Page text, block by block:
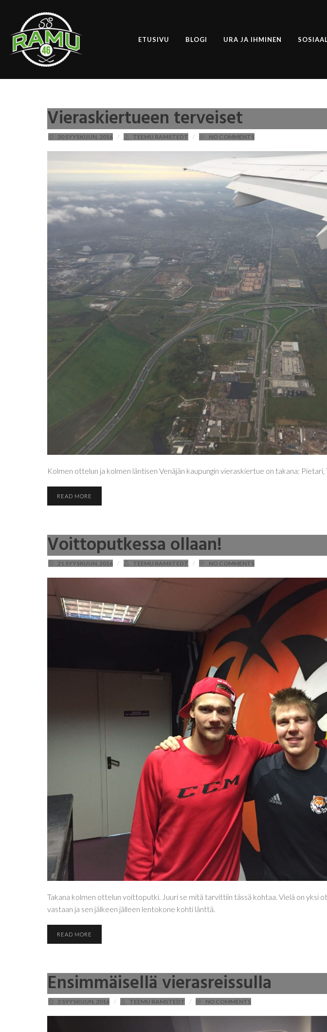
ETUSIVU BLOGI URA JA IHMINEN
Vieraskiertueen terveiset
30 SYYSKUUN, 2016 / TEEMU RAMSTEDT / NO COMMENTS
Kolmen ottelun ja kolmen läntisen Venäjän kaupungin vieraskiertue on takana:
READ MORE
Voittoputkessa ollaan!
21 SYYSKUUN, 2016 / TEEMU RAMSTEDT / NO COMMENTS
Takana kolmen ottelun voittoputki. Juuri se mitä tarvittiin tässä kohtaa. Vielä on yksi
vastaan ja sen jälkeen jälleen lentokone kohti länttä.
READ MORE
Ensimmäisellä vierasreissulla
3 SYYSKUUN, 2016 / TEEMU RAMSTEDT / NO COMMENTS